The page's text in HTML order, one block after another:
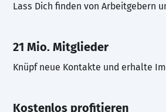
Lass Dich finden von Arbeitgebern
21 Mio. Mitglieder
Knüpf neue Kontakte und erhalte
Kostenlos profitieren